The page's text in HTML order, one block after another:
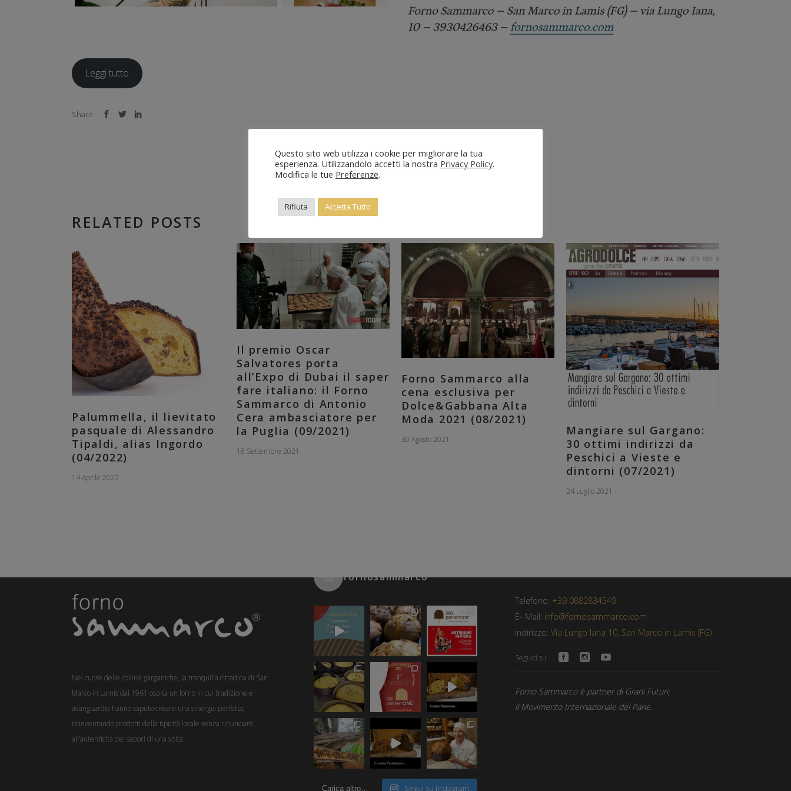
Leggi tutto
Share
RELATED POSTS
Palummella, il lievitato
pasquale di Alessandro
Tipaldi, alias Ingordo
(04/2022)
14 Aprile 2022
Il premio Oscar
Salvatores porta
all’Expo di Dubai il saper
fare italiano: il Forno
Sammarco di Antonio
Cera ambasciatore per
la Puglia (09/2021)
18 Settembre 2021
Forno Sammarco alla
cena esclusiva per
Dolce&Gabbana Alta
Moda 2021 (08/2021)
30 Agosto 2021
Mangiare sul Gargano:
30 ottimi indirizzi da
Peschici a Vieste e
dintorni (07/2021)
24 Luglio 2021
Nel cuore delle colline garganiche, la tranquilla cittadina di San
Marco in Lamis dal 1961 ospita un forno in cui tradizione e
avanguardia hanno saputo creare una sinergia perfetta,
reinventando prodotti della tipicità locale senza rinunciare
all’autenticità dei sapori di una volta.
fornosammarco
Carica altro… Segui su Instagram
Telefono: +39 0882834549
E- Mail: info@fornosammarco.com
Indirizzo:Via Lungo Iana 10, San Marco in Lamis (FG)
Seguici su:
Forno Sammarco è partner di Grani Futuri,
il Movimento Internazionale del Pane.
Questo sito web utilizza i cookie per migliorare la tua
esperienza. Utilizzandolo accetti la nostra Privacy Policy.
Modifica le tue Preferenze.
Rifiuta Accetta Tutto